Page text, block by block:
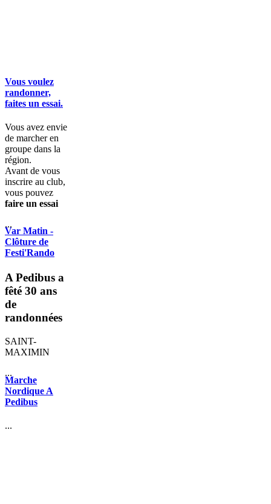
Vous voulez
randonner,
faites un essai.
Vous avez envie
de marcher en
groupe dans la
région.
Avant de vous
inscrire au club,
vous pouvez
faire un essai
...
Var Matin -
Clôture de
Festi'Rando
A Pedibus a
fêté 30 ans
de
randonnées
SAINT-
MAXIMIN
...
Marche
Nordique A
Pedibus
...